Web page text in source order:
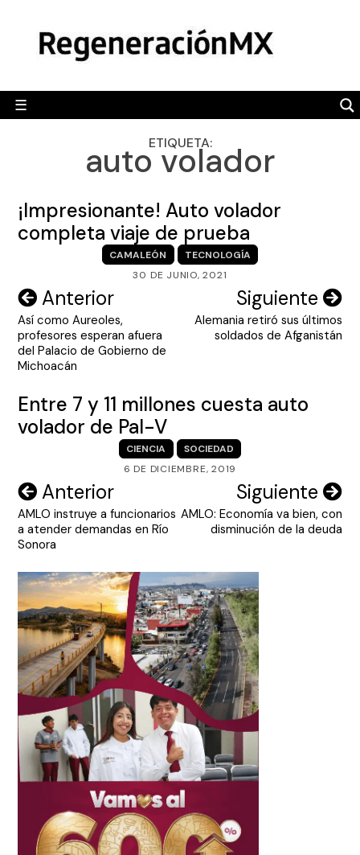
content
☰
POLÍTICA
CAMALEÓN
OPINIÓN
ENGLISH SECTION
VIDEOS
ETIQUETA:
auto volador
¡Impresionante! Auto volador
completa viaje de prueba
CAMALEÓN
TECNOLOGÍA
30 DE JUNIO, 2021
Navegación
de
entradas
Anterior
Así como Aureoles,
profesores esperan afuera
del Palacio de Gobierno de
Michoacán
Siguiente
Alemania retiró sus últimos
soldados de Afganistán
Entre 7 y 11 millones cuesta auto
volador de Pal-V
CIENCIA
SOCIEDAD
6 DE DICIEMBRE, 2019
Navegación
de
entradas
Anterior
AMLO instruye a funcionarios
a atender demandas en Río
Sonora
Siguiente
AMLO: Economía va bien, con
disminución de la deuda